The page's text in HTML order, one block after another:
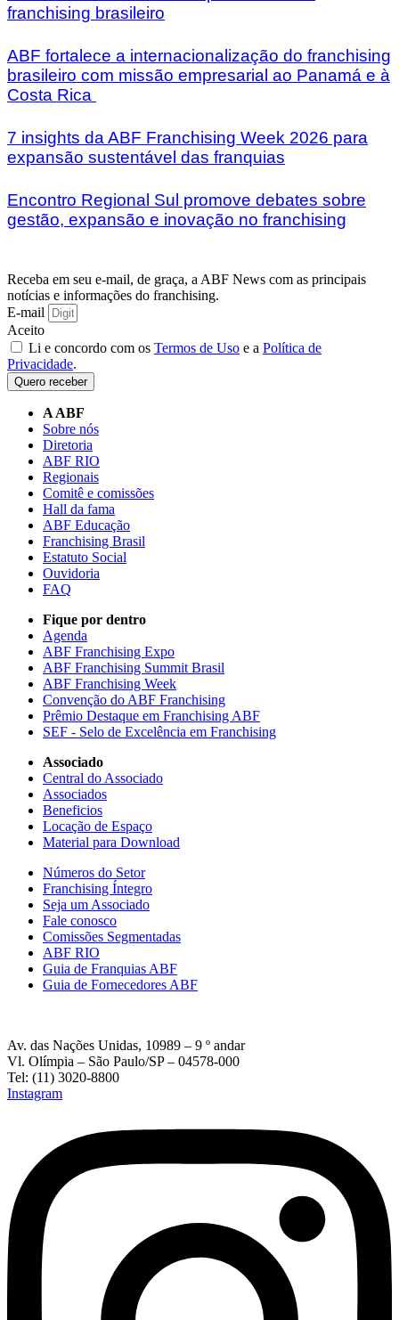
franchising brasileiro
ABF fortalece a internacionalização do franchising
brasileiro com missão empresarial ao Panamá e à
Costa Rica
7 insights da ABF Franchising Week 2026 para
expansão sustentável das franquias
Encontro Regional Sul promove debates sobre
gestão, expansão e inovação no franchising
Receba em seu e-mail, de graça, a ABF News com as principais
notícias e informações do franchising.
E-mail
Aceito
Li e concordo com os Termos de Uso e a Política de
Privacidade.
Quero receber
A ABF
Sobre nós
Diretoria
ABF RIO
Regionais
Comitê e comissões
Hall da fama
ABF Educação
Franchising Brasil
Estatuto Social
Ouvidoria
FAQ
Fique por dentro
Agenda
ABF Franchising Expo
ABF Franchising Summit Brasil
ABF Franchising Week
Convenção do ABF Franchising
Prêmio Destaque em Franchising ABF
SEF - Selo de Excelência em Franchising
Associado
Central do Associado
Associados
Beneficios
Locação de Espaço
Material para Download
Números do Setor
Franchising Íntegro
Seja um Associado
Fale conosco
Comissões Segmentadas
ABF RIO
Guia de Franquias ABF
Guia de Fornecedores ABF
Av. das Nações Unidas, 10989 – 9 º andar
Vl. Olímpia – São Paulo/SP – 04578-000
Tel: (11) 3020-8800
Instagram